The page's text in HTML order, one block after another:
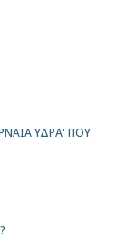
ΥΔΡΑ' ΠΟΥ